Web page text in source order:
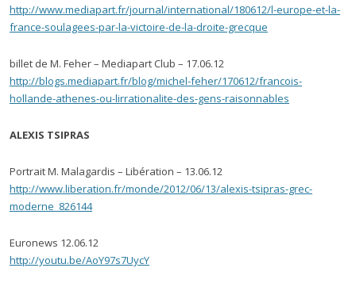
http://www.mediapart.fr/journal/international/180612/l-europe-et-la-
france-soulagees-par-la-victoire-de-la-droite-grecque
billet de M. Feher – Mediapart Club – 17.06.12
http://blogs.mediapart.fr/blog/michel-feher/170612/francois-
hollande-athenes-ou-lirrationalite-des-gens-raisonnables
ALEXIS TSIPRAS
Portrait M. Malagardis – Libération – 13.06.12
http://www.liberation.fr/monde/2012/06/13/alexis-tsipras-grec-
moderne_826144
Euronews 12.06.12
http://youtu.be/AoY97s7UycY